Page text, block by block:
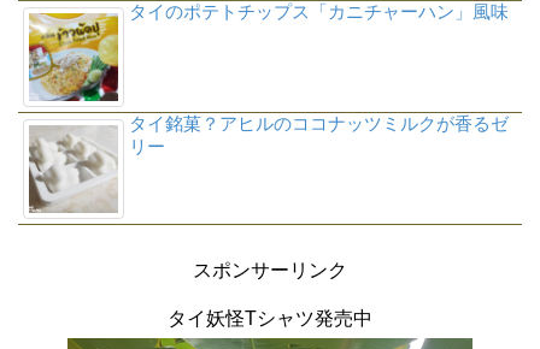
タイのポテトチップス「カニチャーハン」風味
タイ銘菓？アヒルのココナッツミルクが香るゼ
リー
スポンサーリンク
タイ妖怪Tシャツ発売中